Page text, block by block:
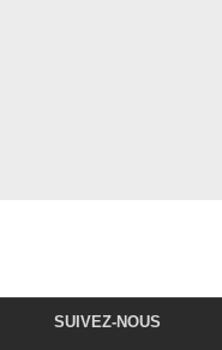
SUIVEZ-NOUS